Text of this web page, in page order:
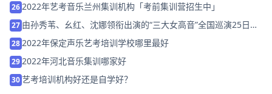
262022年艺考音乐兰州集训机构「考前集训营招生中」
27 由孙秀苇、幺红、沈娜领衔出演的“三大女高音”全国巡演25日在
京举行新闻发布会
282022年保定声乐艺考培训学校哪里最好
292022年河北音乐集训哪家好
30艺考培训机构好还是自学好？